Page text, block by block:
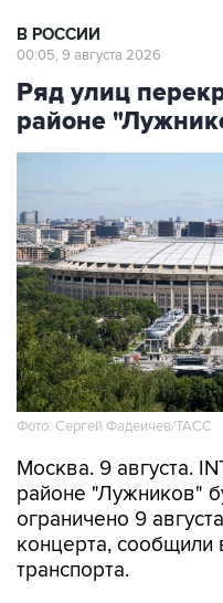
В РОССИИ
00:05, 9 августа 2026
Ряд улиц
районе
Фото: Сергей Фадеичев/ТАСС
Москва. 9 августа.
районе "Лужников"
ограничено 9
концерта, сообщили
транспорта.